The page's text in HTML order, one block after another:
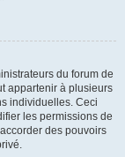
du forum de
appartenir à plusieurs
individuelles. Ceci
les permissions de
des pouvoirs